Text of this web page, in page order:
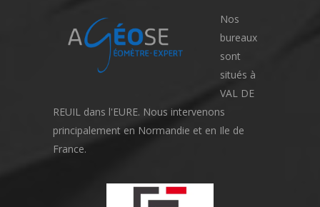
Nos
bureaux
sont
situés à
VAL DE
REUIL dans l'EURE. Nous intervenons
principalement en Normandie et en Ile de
France.